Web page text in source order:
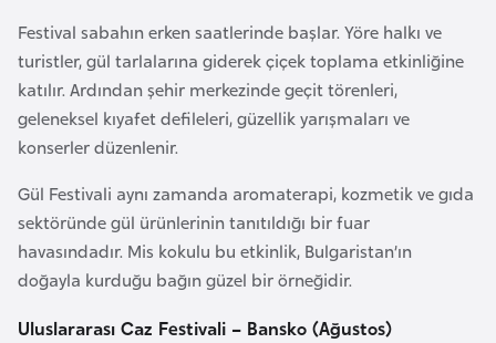
Festival sabahın erken saatlerinde başlar. Yöre halkı ve
turistler, gül tarlalarına giderek çiçek toplama etkinliğine
katılır. Ardından şehir merkezinde geçit törenleri,
geleneksel kıyafet defileleri, güzellik yarışmaları ve
konserler düzenlenir.
Gül Festivali aynı zamanda aromaterapi, kozmetik ve gıda
sektöründe gül ürünlerinin tanıtıldığı bir fuar
havasındadır. Mis kokulu bu etkinlik, Bulgaristan’ın
doğayla kurduğu bağın güzel bir örneğidir.
Uluslararası Caz Festivali – Bansko (Ağustos)
g
a
r
i
s
a
n
B
u